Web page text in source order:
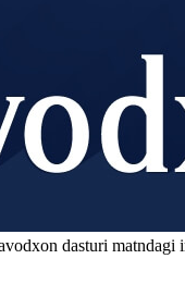
dasturi matndagi